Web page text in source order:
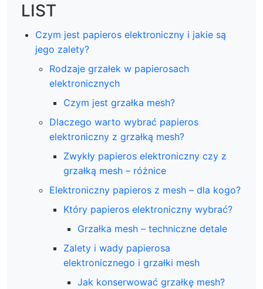
LIST
Czym jest papieros elektroniczny i jakie są
jego zalety?
Rodzaje grzałek w papierosach
elektronicznych
Czym jest grzałka mesh?
Dlaczego warto wybrać papieros
elektroniczny z grzałką mesh?
Zwykły papieros elektroniczny czy z
grzałką mesh – różnice
Elektroniczny papieros z mesh – dla kogo?
Który papieros elektroniczny wybrać?
Grzałka mesh – techniczne detale
Zalety i wady papierosa
elektronicznego i grzałki mesh
Jak konserwować grzałkę mesh?